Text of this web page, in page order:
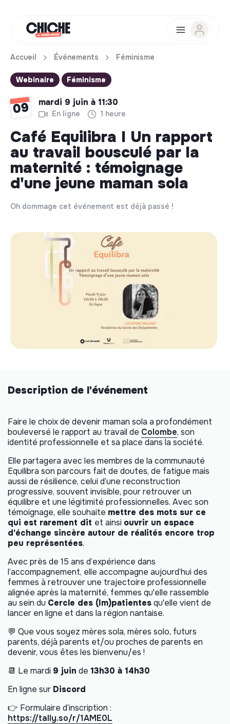
Accueil Événements Féminisme
Webinaire Féminisme
09 mardi 9 juin à 11:30
En ligne 1 heure
Café Equilibra I Un rapport
au travail bousculé par la
maternité : témoignage
d'une jeune maman sola
Oh dommage cet événement est déjà passé !
Description de l'événement
Faire le choix de devenir maman sola a profondément
bouleversé le rapport au travail de Colombe, son
identité professionnelle et sa place dans la société.
Elle partagera avec les membres de la communauté
Equilibra son parcours fait de doutes, de fatigue mais
aussi de résilience, celui d’une reconstruction
progressive, souvent invisible, pour retrouver un
équilibre et une légitimité professionnelles. Avec son
témoignage, elle souhaite mettre des mots sur ce
qui est rarement dit et ainsi ouvrir un espace
d’échange sincère autour de réalités encore trop
peu représentées.
Avec près de 15 ans d’expérience dans
l’accompagnement, elle accompagne aujourd’hui des
femmes à retrouver une trajectoire professionnelle
alignée après la maternité, femmes qu'elle rassemble
au sein du Cercle des (Im)patientesqu'elle vient de
lancer en ligne et dans la région nantaise.
💬 Que vous soyez mères sola, mères solo, futurs
parents, déjà parents et/ou proches de parents en
devenir, vous êtes les bienvenu/es !
📆 Le mardi 9 juin de 13h30 à 14h30
En ligne sur Discord
👉 Formulaire d’inscription :
https://tally.so/r/1AME0L